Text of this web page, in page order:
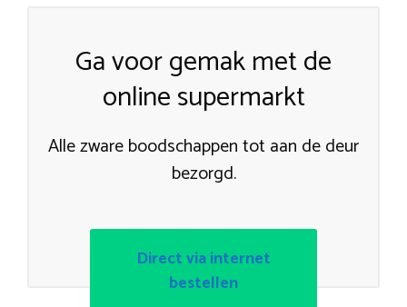
Ga voor gemak met de
online supermarkt
Alle zware boodschappen tot aan de deur
bezorgd.
Direct via internet
bestellen